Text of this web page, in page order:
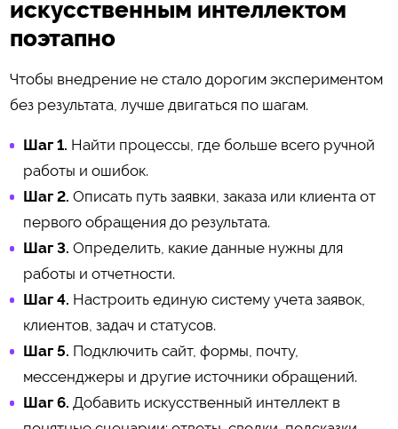
искусственным интеллектом
поэтапно
Чтобы внедрение не стало дорогим экспериментом
без результата, лучше двигаться по шагам.
Шаг 1. Найти процессы, где больше всего ручной
работы и ошибок.
Шаг 2. Описать путь заявки, заказа или клиента от
первого обращения до результата.
Шаг 3. Определить, какие данные нужны для
работы и отчетности.
Шаг 4. Настроить единую систему учета заявок,
клиентов, задач и статусов.
Шаг 5. Подключить сайт, формы, почту,
мессенджеры и другие источники обращений.
Шаг 6. Добавить искусственный интеллект в